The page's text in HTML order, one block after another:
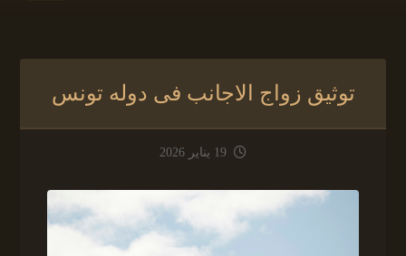
توثيق زواج الاجانب فى دوله تونس
19 يناير 2026